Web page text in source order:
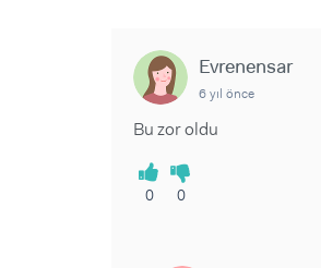
Evrenensar
6 yıl önce
Bu zor oldu
0 0